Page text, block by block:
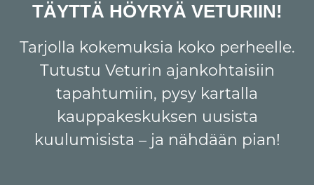
TÄYTTÄ HÖYRYÄ VETURIIN!
Tarjolla kokemuksia koko perheelle.
Tutustu Veturin ajankohtaisiin
tapahtumiin, pysy kartalla
kauppakeskuksen uusista
kuulumisista – ja nähdään pian!